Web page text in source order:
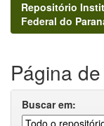
Repositório
Federal do
Página
Buscar em: